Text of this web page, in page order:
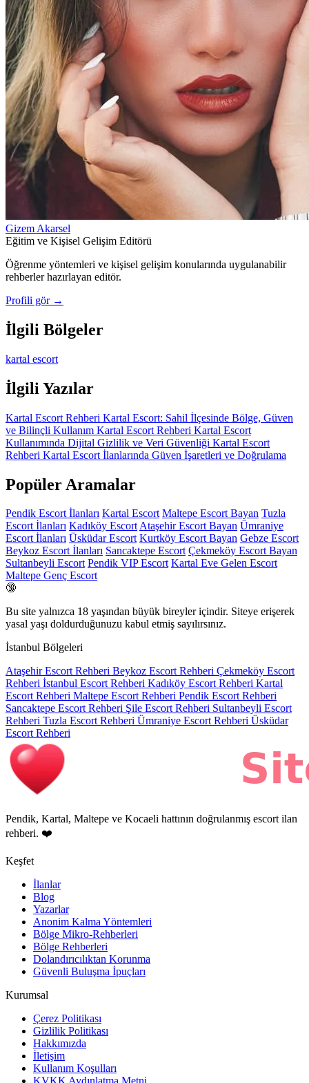
Gizem Akarsel
Eğitim ve Kişisel Gelişim Editörü
Öğrenme yöntemleri ve kişisel gelişim konularında uygulanabilir
rehberler hazırlayan editör.
Profili gör →
İlgili Bölgeler
kartal escort
İlgili Yazılar
Kartal Escort Rehberi Kartal Escort: Sahil İlçesinde Bölge, Güven
ve Bilinçli Kullanım Kartal Escort Rehberi Kartal Escort
Kullanımında Dijital Gizlilik ve Veri Güvenliği Kartal Escort
Rehberi Kartal Escort İlanlarında Güven İşaretleri ve Doğrulama
Popüler Aramalar
Pendik Escort İlanları Kartal Escort Maltepe Escort Bayan Tuzla
Escort İlanları Kadıköy EscortAtaşehir Escort Bayan Ümraniye
Escort İlanları Üsküdar Escort Kurtköy Escort Bayan Gebze Escort
Beykoz Escort İlanları Sancaktepe Escort Çekmeköy Escort Bayan
Sultanbeyli Escort Pendik VIP Escort Kartal Eve Gelen Escort
Maltepe Genç Escort
🔞
Bu site yalnızca 18 yaşından büyük bireyler içindir. Siteye erişerek
yasal yaşı doldurduğunuzu kabul etmiş sayılırsınız.
İstanbul Bölgeleri
Ataşehir Escort Rehberi Beykoz Escort Rehberi Çekmeköy Escort
Rehberi İstanbul Escort Rehberi Kadıköy Escort Rehberi Kartal
Escort Rehberi Maltepe Escort Rehberi Pendik Escort Rehberi
Sancaktepe Escort Rehberi Şile Escort Rehberi Sultanbeyli Escort
Rehberi Tuzla Escort Rehberi Ümraniye Escort Rehberi Üsküdar
Escort Rehberi
Pendik, Kartal, Maltepe ve Kocaeli hattının doğrulanmış escort ilan
rehberi. ❤️
Keşfet
İlanlar
Blog
Yazarlar
Anonim Kalma Yöntemleri
Bölge Mikro-Rehberleri
Bölge Rehberleri
Dolandırıcılıktan Korunma
Güvenli Buluşma İpuçları
Kurumsal
Çerez Politikası
Gizlilik Politikası
Hakkımızda
İletişim
Kullanım Koşulları